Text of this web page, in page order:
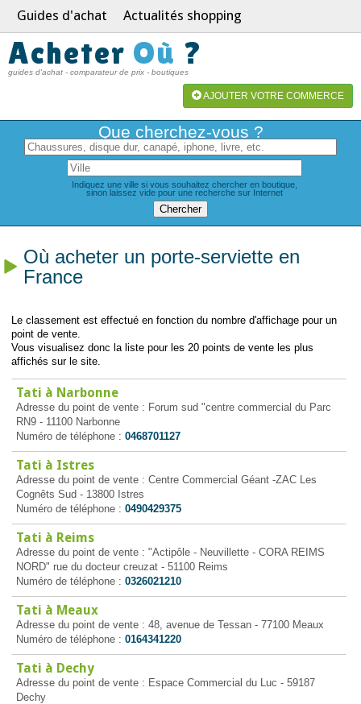
Guides d'achat Actualités shopping
Acheter Où ?
guides d'achat - comparateur de prix - boutiques
AJOUTER VOTRE COMMERCE
Que cherchez-vous ?
Indiquez une ville si vous souhaitez chercher en boutique,
sinon laissez vide pour une recherche sur Internet
Où acheter un porte-serviette en
France
Le classement est effectué en fonction du nombre d'affichage pour un
point de vente.
Vous visualisez donc la liste pour les 20 points de vente les plus
affichés sur le site.
Tati à Narbonne
Adresse du point de vente : Forum sud "centre commercial du Parc
RN9 - 11100 Narbonne
Numéro de téléphone : 0468701127
Tati à Istres
Adresse du point de vente : Centre Commercial Géant -ZAC Les
Cognêts Sud - 13800 Istres
Numéro de téléphone : 0490429375
Tati à Reims
Adresse du point de vente : "Actipôle - Neuvillette - CORA REIMS
NORD" rue du docteur creuzat - 51100 Reims
Numéro de téléphone : 0326021210
Tati à Meaux
Adresse du point de vente : 48, avenue de Tessan - 77100 Meaux
Numéro de téléphone : 0164341220
Tati à Dechy
Adresse du point de vente : Espace Commercial du Luc - 59187
Dechy